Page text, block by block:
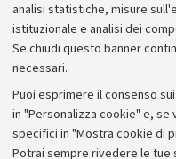
analisi statistiche, misure
istituzionale e analisi dei
Se chiudi questo banner
necessari.
Puoi esprimere il consenso
in "Personalizza cookie" e,
specifici in "Mostra cookie di
Potrai sempre rivedere le